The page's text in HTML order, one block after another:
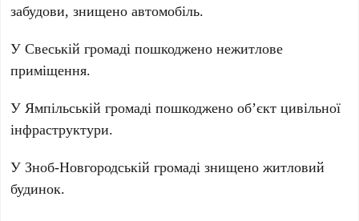
забудови, знищено автомобіль.
У Свеській громаді пошкоджено нежитлове
приміщення.
У Ямпільській громаді пошкоджено об’єкт цивільної
інфраструктури.
У Зноб-Новгородській громаді знищено житловий
будинок.